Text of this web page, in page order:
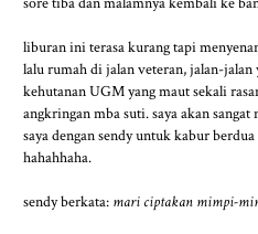
liburan ini terasa kurang tapi
lalu rumah di jalan veteran, jalan-
kehutanan UGM yang maut sekali
angkringan mba suti. saya akan
saya dengan sendy untuk kabur
hahahhaha.
sendy berkata: mari ciptakan mimpi-